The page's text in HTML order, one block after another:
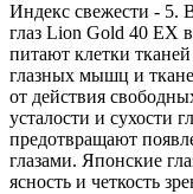
Индекс свежести - 5.
глаз Lion Gold 40 EX
питают клетки
глазных мышц и
от действия
усталости и сухости
предотвращают
глазами. Японские
ясность и четкость